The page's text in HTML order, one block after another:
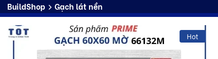
BuildShop Gạch lát nền
Hot